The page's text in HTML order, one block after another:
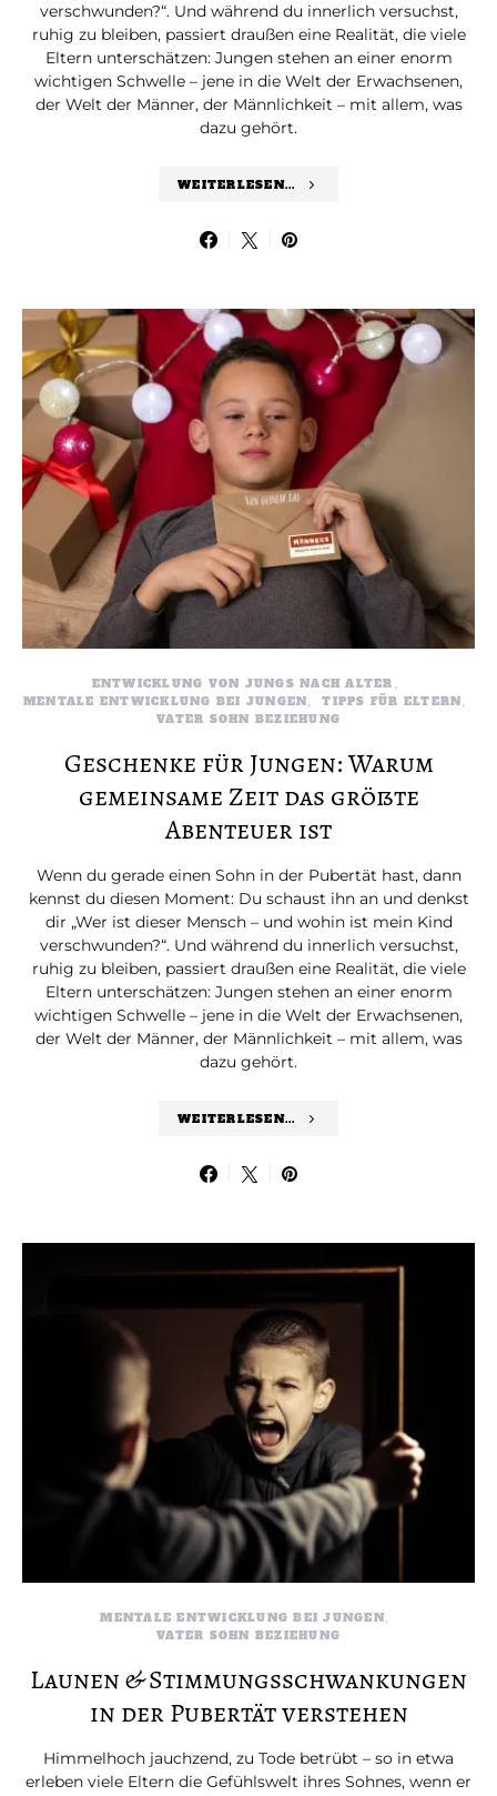
verschwunden?“. Und während du innerlich versuchst,
ruhig zu bleiben, passiert draußen eine Realität, die viele
Eltern unterschätzen: Jungen stehen an einer enorm
wichtigen Schwelle – jene in die Welt der Erwachsenen,
der Welt der Männer, der Männlichkeit – mit allem, was
dazu gehört.
WEITERLESEN...
ENTWICKLUNG VON JUNGS NACH ALTER
MENTALE ENTWICKLUNG BEI JUNGEN
TIPPS FÜR ELTERN
VATER SOHN BEZIEHUNG
Geschenke für Jungen: Warum
gemeinsame Zeit das größte
Abenteuer ist
Wenn du gerade einen Sohn in der Pubertät hast, dann
kennst du diesen Moment: Du schaust ihn an und denkst
dir „Wer ist dieser Mensch – und wohin ist mein Kind
verschwunden?“. Und während du innerlich versuchst,
ruhig zu bleiben, passiert draußen eine Realität, die viele
Eltern unterschätzen: Jungen stehen an einer enorm
wichtigen Schwelle – jene in die Welt der Erwachsenen,
der Welt der Männer, der Männlichkeit – mit allem, was
dazu gehört.
WEITERLESEN...
MENTALE ENTWICKLUNG BEI JUNGEN
VATER SOHN BEZIEHUNG
Launen & Stimmungsschwankungen
in der Pubertät verstehen
Himmelhoch jauchzend, zu Tode betrübt – so in etwa
erleben viele Eltern die Gefühlswelt ihres Sohnes, wenn er